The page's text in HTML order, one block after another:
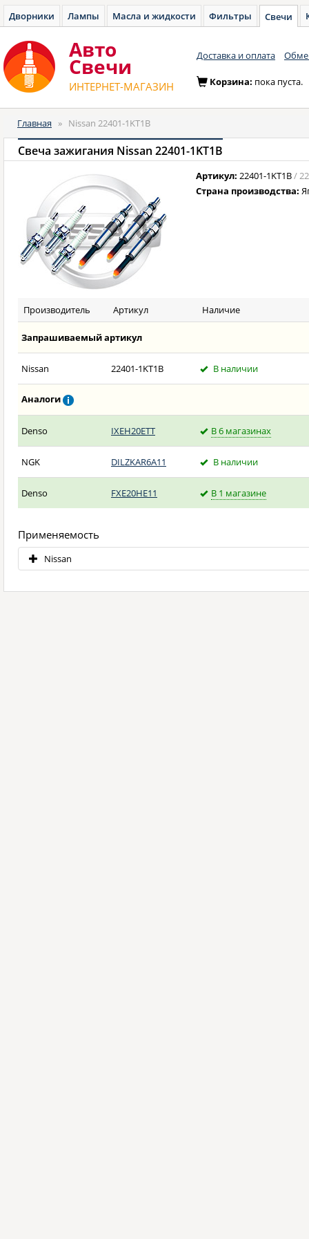
Дворники Лампы Масла и жидкости Фильтры Свечи
Авто
Cвечи
ИНТЕРНЕТ-МАГАЗИН
Доставка и оплата
Корзина: пока пуста.
Главная » Nissan 22401-1KT1B
Свеча зажигания Nissan 22401-1KT1B
Артикул: 22401-1KT1B/
Страна производства:
Производитель Артикул Наличие
Запрашиваемый артикул
Nissan 22401-1KT1B В наличии
Аналоги
Denso IXEH20ETT В 6 магазинах
NGK DILZKAR6A11 В наличии
Denso FXE20HE11 В 1 магазине
Применяемость
Nissan